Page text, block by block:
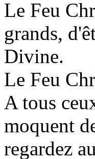
Le Feu
grands,
Divine.
Le Feu
A tous
moquent
regardez